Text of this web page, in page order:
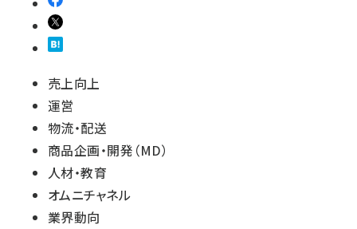
売上向上
運営
物流・配送
商品企画・開発（MD）
人材・教育
オムニチャネル
業界動向